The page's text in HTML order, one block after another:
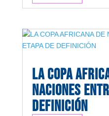
LA COPA
NACIONES
DEFINICIÓN